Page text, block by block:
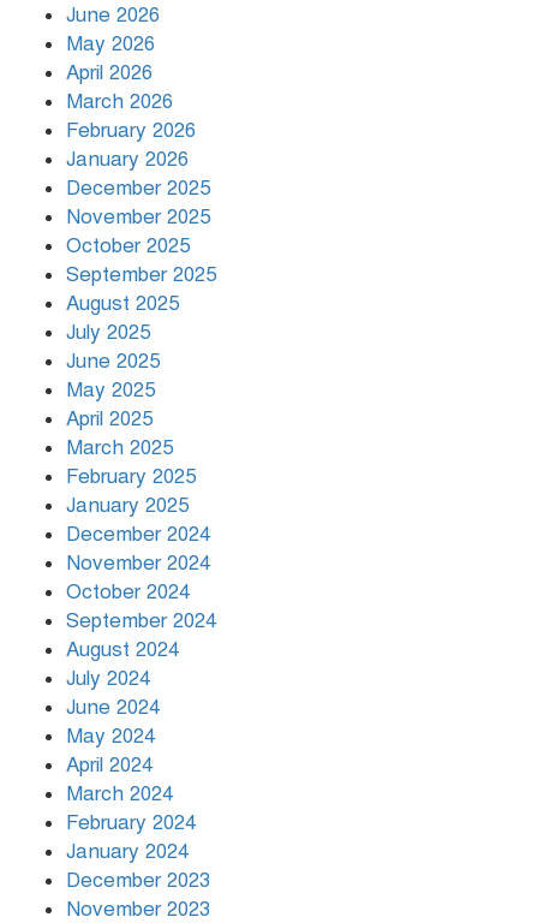
বৃষ্টি থামার নাম নেই, পথে পথে
June 2026
May 2026
April 2026
March 2026
February 2026
January 2026
December 2025
November 2025
October 2025
September 2025
August 2025
July 2025
June 2025
May 2025
April 2025
March 2025
February 2025
January 2025
December 2024
November 2024
October 2024
September 2024
August 2024
July 2024
June 2024
May 2024
April 2024
March 2024
February 2024
January 2024
December 2023
November 2023